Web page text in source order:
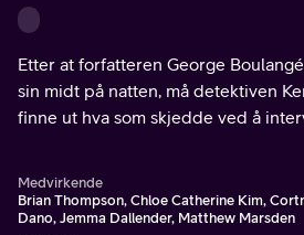
Etter at forfatteren George
sin midt på natten, må detektiven
finne ut hva som skjedde ved å
Medvirkende
Brian Thompson, Chloe Catherine Kim,
Dano, Jemma Dallender, Matthew Marsden